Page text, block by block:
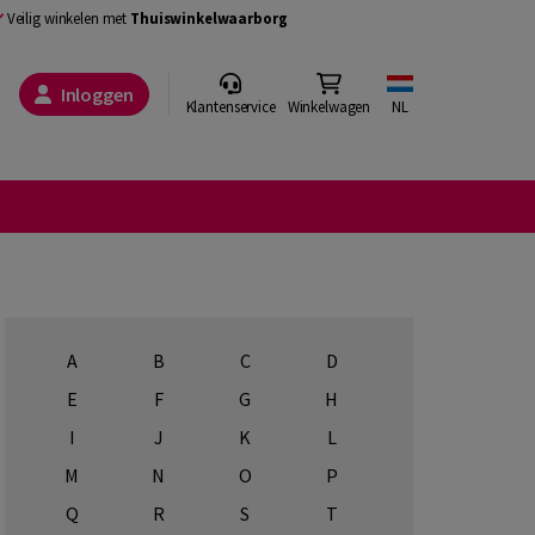
Veilig winkelen met Thuiswinkelwaarborg
Inloggen Klantenservice Winkelwagen NL
A B C
D
E
F G
H
I
J K
L
M
N O
P
Q
R S
T